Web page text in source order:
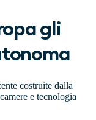
gli
costruite dalla
e tecnologia